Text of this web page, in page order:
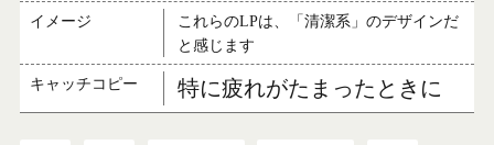
イメージ
これらのLPは、「清潔系」のデザインだ
と感じます
キャッチコピー 特に疲れがたまったときに